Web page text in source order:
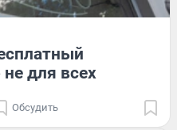
для всех
Обсудить